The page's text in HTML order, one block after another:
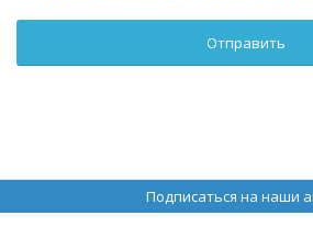
Подписаться на наши